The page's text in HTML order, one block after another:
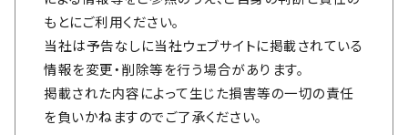
もとにご利用ください。
当社は予告なしに当社ウェブサイトに掲載されている
情報を変更・削除等を行う場合があります。
掲載された内容によって生じた損害等の一切の責任
を負いかねますのでご了承ください。